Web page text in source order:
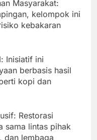
Masyarakat:
kelompok ini
kebakaran
Inisiatif ini
berbasis hasil
kopi dan
Restorasi
sama lintas pihak
dan lembaga